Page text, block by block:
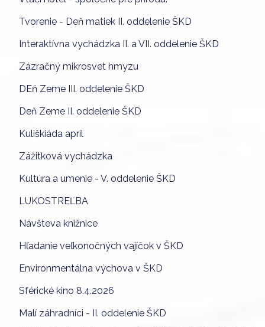
Tvorenie - Deň matiek II. oddelenie ŠKD
Interaktívna vychádzka II. a VII. oddelenie ŠKD
Zázračný mikrosvet hmyzu
DEň Zeme III. oddelenie ŠKD
Deň Zeme II. oddelenie ŠKD
Kuliškiáda apríl
Zážitková vychádzka
Kultúra a umenie - V. oddelenie ŠKD
LUKOSTREĽBA
Návšteva knižnice
Hľadanie veľkonočných vajíčok v ŠKD
Environmentálna výchova v ŠKD
Sférické kino 8.4.2026
Malí záhradníci - II. oddelenie ŠKD